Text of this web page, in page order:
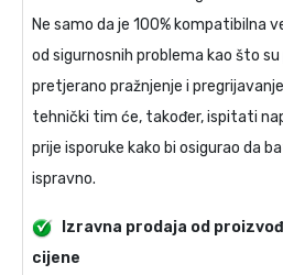
Ne samo da je 100% kompatibilna
od sigurnosnih problema kao što
pretjerano pražnjenje i
tehnički tim će, također, ispitati
prije isporuke kako bi osigurao da
ispravno.
Izravna prodaja od
cijene